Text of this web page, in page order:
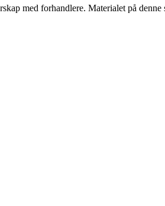
med forhandlere. Materialet på denne